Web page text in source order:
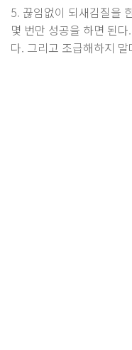
5. 끊임없이 되새김질을
몇 번만 성공을 하면 된
다. 그리고 조급해하지